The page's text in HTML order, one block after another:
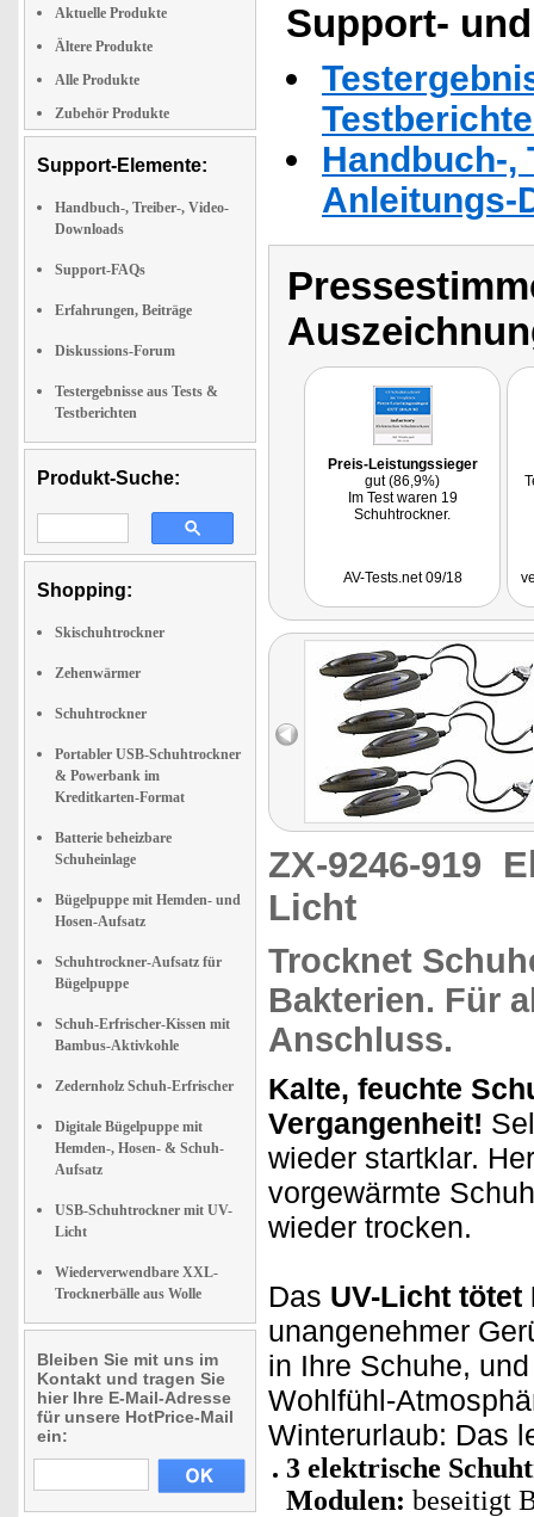
Aktuelle Produkte
Ältere Produkte
Alle Produkte
Zubehör Produkte
Support-Elemente:
Handbuch-, Treiber-, Video-
Downloads
Support-FAQs
Erfahrungen, Beiträge
Diskussions-Forum
Testergebnisse aus Tests &
Testberichten
Produkt-Suche:
Shopping:
Skischuhtrockner
Zehenwärmer
Schuhtrockner
Portabler USB-Schuhtrockner
& Powerbank im
Kreditkarten-Format
Batterie beheizbare
Schuheinlage
Bügelpuppe mit Hemden- und
Hosen-Aufsatz
Schuhtrockner-Aufsatz für
Bügelpuppe
Schuh-Erfrischer-Kissen mit
Bambus-Aktivkohle
Zedernholz Schuh-Erfrischer
Digitale Bügelpuppe mit
Hemden-, Hosen- & Schuh-
Aufsatz
USB-Schuhtrockner mit UV-
Licht
Wiederverwendbare XXL-
Trocknerbälle aus Wolle
Bleiben Sie mit uns im
Kontakt und tragen Sie
hier Ihre E-Mail-Adresse
für unsere HotPrice-Mail
ein:
Support-
Handbuch-,
Anleitungs-
Preis-Leistungssieger
gut (86,9%)
Im Test waren 19
Schuhtrockner.
AV-Tests.net 09/18
ZX-9246-919
Licht
Trocknet
Bakterien. Für
Anschluss.
Kalte, feuchte
Vergangenheit!
wieder startklar.
vorgewärmte
wieder trocken.
Das UV-Licht tötet
unangenehmer
in Ihre Schuhe,
Wohlfühl-
Winterurlaub: Das
3 elektrische
Modulen: beseitigt